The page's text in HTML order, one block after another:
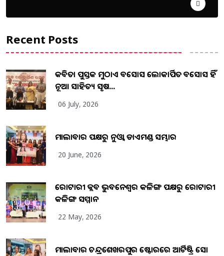
Recent Posts
କବିତା ପୁସ୍ତକ ମୁଠାଏ ଅବସୋସ ଲୋକାର୍ପିତ ଅବସୋସ ହିଁ
ନୂଆ ସାହିତ୍ୟ ସୃଷ...
06 July, 2026
ମାଲାବାର ପକ୍ଷରୁ ନୁଓ୍ବା ଡାଏମଣ୍ଡ ସମ୍ଭାର
20 June, 2026
ରୋଟାରୀ କ୍ଲବ ଭୁବନେଶ୍ୱର କଳିଙ୍ଗ ପକ୍ଷରୁ ରୋଟାରୀ
କଳିଙ୍ଗ ସମ୍ମାନ
22 May, 2026
ମାଲାବାର ଚନ୍ଦ୍ରଶେଖରପୁର ଷ୍ଟୋରରେ ଆର୍ଟିଷ୍ଟ୍ରି ସୋ